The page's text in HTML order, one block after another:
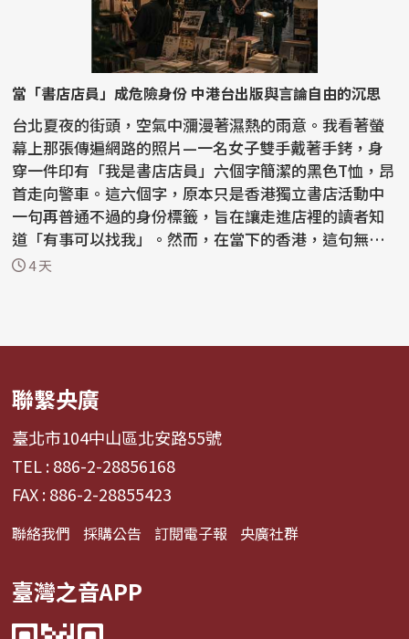
當「書店店員」成危險身份 中港台出版與言論自由的沉思
台北夏夜的街頭，空氣中瀰漫著濕熱的雨意。我看著螢
幕上那張傳遍網路的照片—一名女子雙手戴著手銬，身
穿一件印有「我是書店店員」六個字簡潔的黑色T恤，昂
首走向警車。這六個字，原本只是香港獨立書店活動中
一句再普通不過的身份標籤，旨在讓走進店裡的讀者知
道「有事可以找我」。然而，在當下的香港，這句無聲
的宣告...
4 天
聯繫央廣
臺北市104中山區北安路55號
TEL : 886-2-28856168
FAX : 886-2-28855423
聯絡我們 採購公告 訂閱電子報 央廣社群
臺灣之音APP